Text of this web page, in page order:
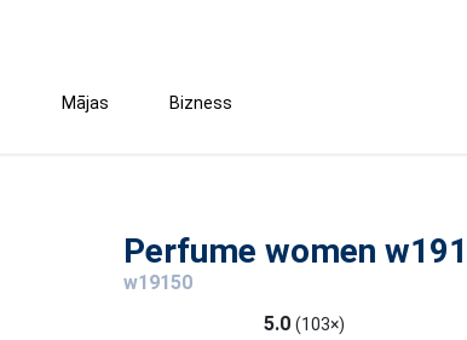
Mājas Bizness
Perfume women w191
w19150
5.0 (103×)